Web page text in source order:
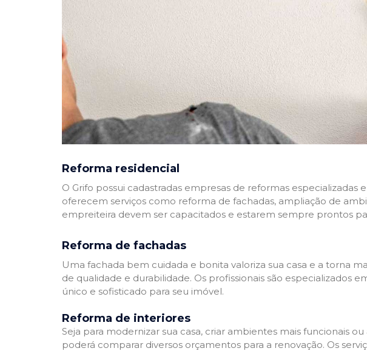
Reforma residencial
O Grifo possui cadastradas empresas de reformas
oferecem serviços como reforma de fachadas, ampliação de
empreiteira devem ser capacitados e estarem sempre prontos
Reforma de fachadas
Uma fachada bem cuidada e bonita valoriza sua casa e a torna
de qualidade e durabilidade. Os profissionais são
único e sofisticado para seu imóvel.
Reforma de interiores
Seja para modernizar sua casa, criar ambientes mais funcionais
poderá comparar diversos orçamentos para a renovação. Os